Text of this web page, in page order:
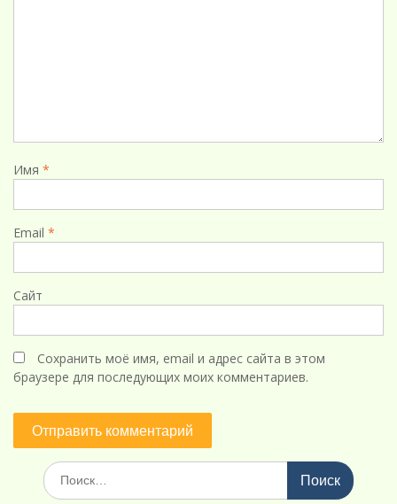
Имя *
Email *
Сайт
Сохранить моё имя, email и адрес сайта в этом
браузере для последующих моих комментариев.
Поиск
по: